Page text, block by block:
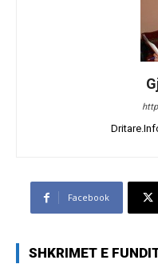
Facebook
SHKRIMET E